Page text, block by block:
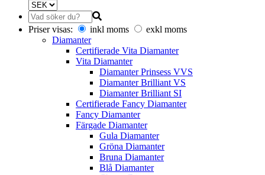
Priser visas: inkl moms
exkl moms
Diamanter
Certifierade Vita Diamanter
Vita Diamanter
Diamanter Prinsess VVS
Diamanter Brilliant VS
Diamanter Brilliant SI
Certifierade Fancy Diamanter
Fancy Diamanter
Färgade Diamanter
Gula Diamanter
Gröna Diamanter
Bruna Diamanter
Blå Diamanter